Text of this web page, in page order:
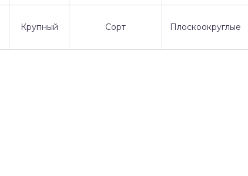
Крупный Сорт Плоскоокруглые